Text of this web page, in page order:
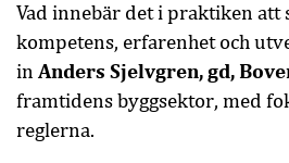
Vad innebär det i praktiken att
kompetens, erfarenhet och
in Anders Sjelvgren, gd,
framtidens byggsektor, med
reglerna.